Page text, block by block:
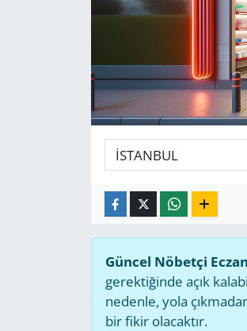
Güncel Nöbetçi
gerektiğinde açık
nedenle, yola
bir fikir olacaktır.
HABERDE İNSAN
KÜLTÜR SANAT
POLİTİKA